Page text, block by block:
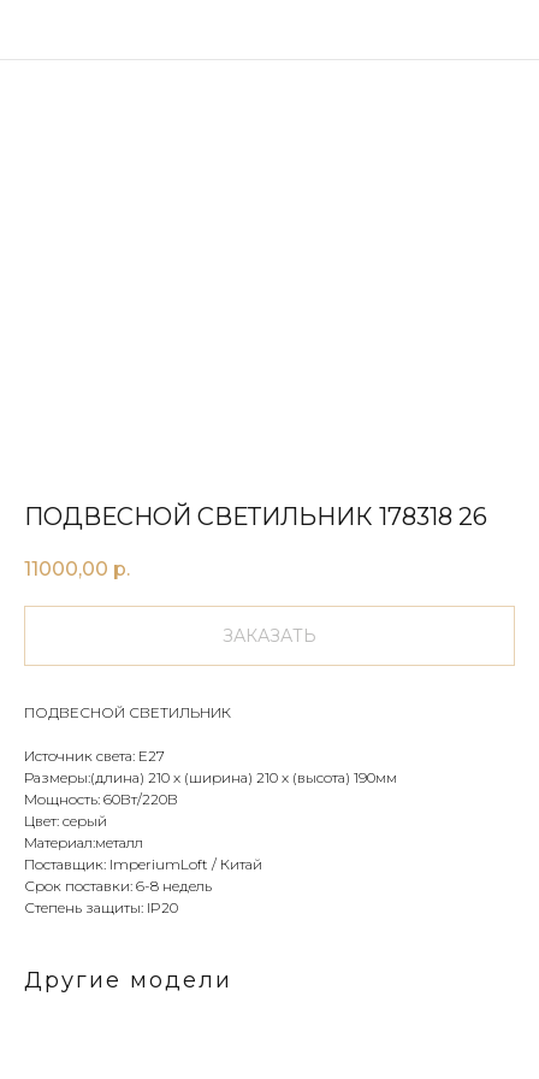
ПОДВЕСНОЙ СВЕТИЛЬНИК 178318 26
11000,00 р.
ЗАКАЗАТЬ
ПОДВЕСНОЙ СВЕТИЛЬНИК
Источник света: E27
Размеры:(длина) 210 х (ширина) 210 х (высота) 190мм
Мощность: 60Вт/220В
Цвет: серый
Материал:металл
Поставщик: ImperiumLoft / Китай
Срок поставки: 6-8 недель
Степень защиты: IP20
Другие модели